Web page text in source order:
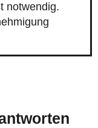
notwendig.